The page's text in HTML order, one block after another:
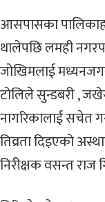
आसपासका
थालेपछि लमही
जोखिमलाई मध्यनजगर
टोलिले सुन्डबरी ,
नागरिकालाई सचेत
तिव्रता दिइएको
निरीक्षक वसन्त राज